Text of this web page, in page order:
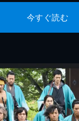
今すぐ読む